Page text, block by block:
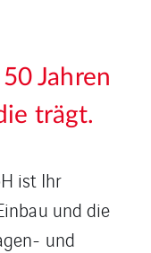
Jahren
trägt.
ist Ihr
und die
und